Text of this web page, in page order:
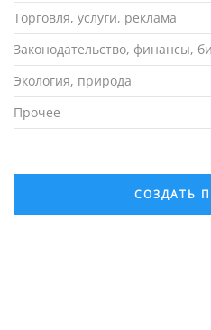
Торговля, услуги, реклама
Законодательство, финансы,
Экология, природа
Прочее
СОЗДАТЬ